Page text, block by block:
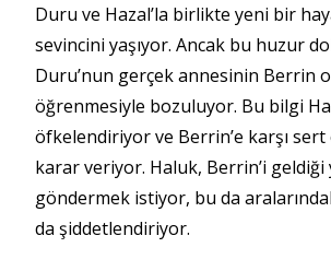
Duru ve Hazal’la birlikte yeni bir
sevincini yaşıyor. Ancak bu huzur
Duru’nun gerçek annesinin Berrin
öğrenmesiyle bozuluyor. Bu bilgi
öfkelendiriyor ve Berrin’e karşı
karar veriyor. Haluk, Berrin’i geldiği
göndermek istiyor, bu da
da şiddetlendiriyor.